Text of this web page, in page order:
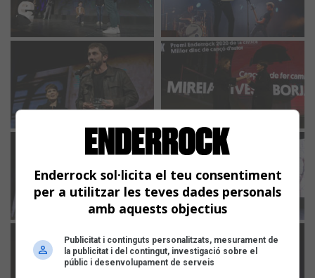
Enderrock sol·licita el teu consentiment
per a utilitzar les teves dades personals
amb aquests objectius
Publicitat i continguts personalitzats, mesurament de
la publicitat i del contingut, investigació sobre el
públic i desenvolupament de serveis